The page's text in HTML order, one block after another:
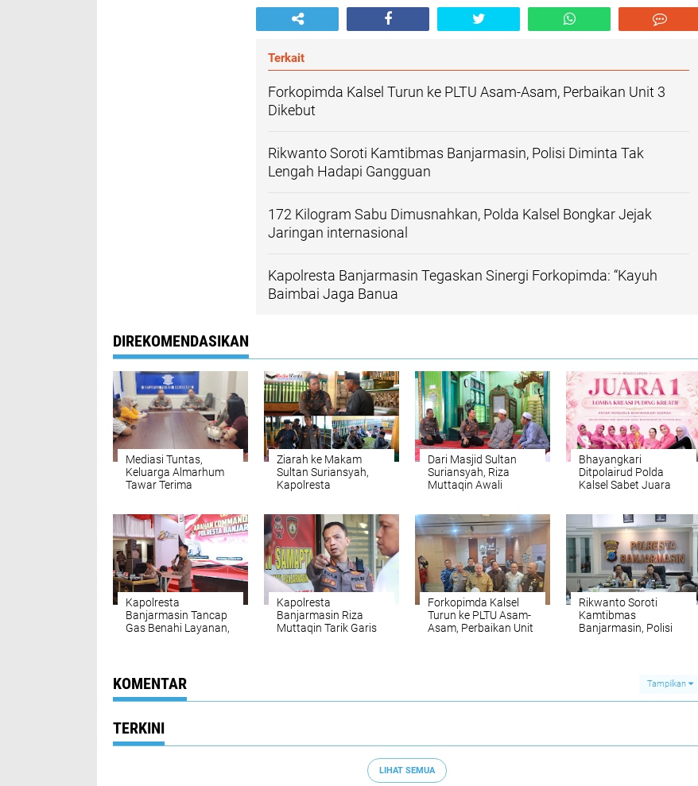
Terkait
Forkopimda Kalsel Turun ke PLTU Asam-Asam, Perbaikan Unit 3
Dikebut
Rikwanto Soroti Kamtibmas Banjarmasin, Polisi Diminta Tak
Lengah Hadapi Gangguan
172 Kilogram Sabu Dimusnahkan, Polda Kalsel Bongkar Jejak
Jaringan internasional
Kapolresta Banjarmasin Tegaskan Sinergi Forkopimda: “Kayuh
Baimbai Jaga Banua
DIREKOMENDASIKAN
Mediasi Tuntas,
Keluarga Almarhum
Tawar Terima
Ziarah ke Makam
Sultan Suriansyah,
Kapolresta
Raja Pertama Banjar
Dari Masjid Sultan
Suriansyah, Riza
Muttaqin Awali
Doa
Bhayangkari
Ditpolairud Polda
Kalsel Sabet Juara
Kapolresta
Banjarmasin Tancap
Gas Benahi Layanan,
Kapolresta
Banjarmasin Riza
Muttaqin Tarik Garis
Forkopimda Kalsel
Turun ke PLTU Asam-
Asam, Perbaikan Unit
Rikwanto Soroti
Kamtibmas
Banjarmasin, Polisi
KOMENTAR Tampilkan
TERKINI
LIHAT SEMUA